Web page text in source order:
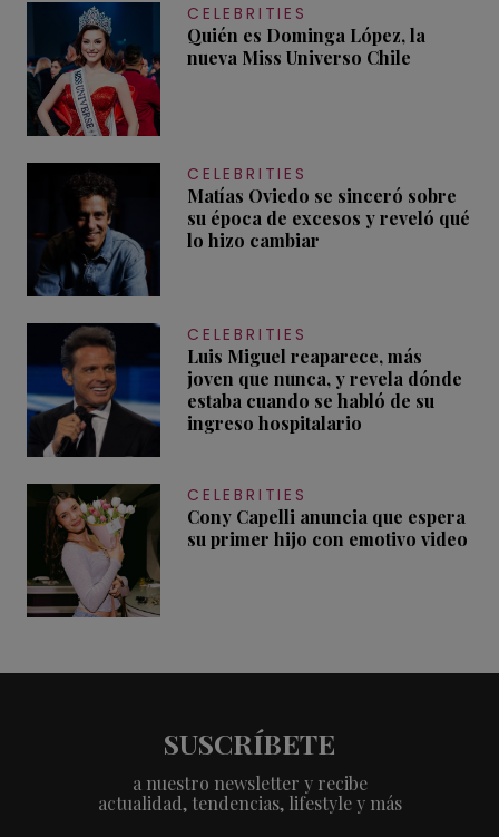
CELEBRITIES
Quién es Dominga López, la
nueva Miss Universo Chile
CELEBRITIES
Matías Oviedo se sinceró sobre
su época de excesos y reveló qué
lo hizo cambiar
CELEBRITIES
Luis Miguel reaparece, más
joven que nunca, y revela dónde
estaba cuando se habló de su
ingreso hospitalario
CELEBRITIES
Cony Capelli anuncia que espera
su primer hijo con emotivo video
SUSCRÍBETE
a nuestro newsletter y recibe
actualidad, tendencias, lifestyle y más